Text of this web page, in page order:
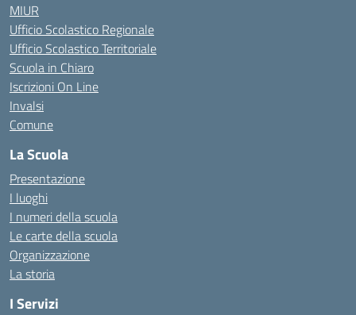
MIUR
Ufficio Scolastico Regionale
Ufficio Scolastico Territoriale
Scuola in Chiaro
Iscrizioni On Line
Invalsi
Comune
La Scuola
Presentazione
I luoghi
I numeri della scuola
Le carte della scuola
Organizzazione
La storia
I Servizi